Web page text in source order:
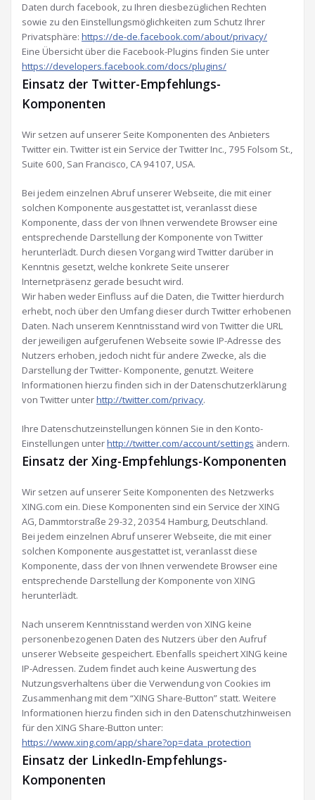
Daten durch facebook, zu Ihren diesbezüglichen Rechten
sowie zu den Einstellungsmöglichkeiten zum Schutz Ihrer
Privatsphäre: https://de-de.facebook.com/about/privacy/
Eine Übersicht über die Facebook-Plugins finden Sie unter
https://developers.facebook.com/docs/plugins/
Einsatz der Twitter-Empfehlungs-
Komponenten
Wir setzen auf unserer Seite Komponenten des Anbieters
Twitter ein. Twitter ist ein Service der Twitter Inc., 795 Folsom St.,
Suite 600, San Francisco, CA 94107, USA.
Bei jedem einzelnen Abruf unserer Webseite, die mit einer
solchen Komponente ausgestattet ist, veranlasst diese
Komponente, dass der von Ihnen verwendete Browser eine
entsprechende Darstellung der Komponente von Twitter
herunterlädt. Durch diesen Vorgang wird Twitter darüber in
Kenntnis gesetzt, welche konkrete Seite unserer
Internetpräsenz gerade besucht wird.
Wir haben weder Einfluss auf die Daten, die Twitter hierdurch
erhebt, noch über den Umfang dieser durch Twitter erhobenen
Daten. Nach unserem Kenntnisstand wird von Twitter die URL
der jeweiligen aufgerufenen Webseite sowie IP-Adresse des
Nutzers erhoben, jedoch nicht für andere Zwecke, als die
Darstellung der Twitter- Komponente, genutzt. Weitere
Informationen hierzu finden sich in der Datenschutzerklärung
von Twitter unterhttp://twitter.com/privacy.
Ihre Datenschutzeinstellungen können Sie in den Konto-
Einstellungen unterhttp://twitter.com/account/settings ändern.
Einsatz der Xing-Empfehlungs-Komponenten
Wir setzen auf unserer Seite Komponenten des Netzwerks
XING.com ein. Diese Komponenten sind ein Service der XING
AG, Dammtorstraße 29-32, 20354 Hamburg, Deutschland.
Bei jedem einzelnen Abruf unserer Webseite, die mit einer
solchen Komponente ausgestattet ist, veranlasst diese
Komponente, dass der von Ihnen verwendete Browser eine
entsprechende Darstellung der Komponente von XING
herunterlädt.
Nach unserem Kenntnisstand werden von XING keine
personenbezogenen Daten des Nutzers über den Aufruf
unserer Webseite gespeichert. Ebenfalls speichert XING keine
IP-Adressen. Zudem findet auch keine Auswertung des
Nutzungsverhaltens über die Verwendung von Cookies im
Zusammenhang mit dem “XING Share-Button” statt. Weitere
Informationen hierzu finden sich in den Datenschutzhinweisen
für den XING Share-Button unter:
https://www.xing.com/app/share?op=data_protection
Einsatz der LinkedIn-Empfehlungs-
Komponenten